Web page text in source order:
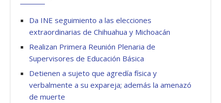
Da INE seguimiento a las elecciones
extraordinarias de Chihuahua y Michoacán
Realizan Primera Reunión Plenaria de
Supervisores de Educación Básica
Detienen a sujeto que agredía física y
verbalmente a su expareja; además la amenazó
de muerte